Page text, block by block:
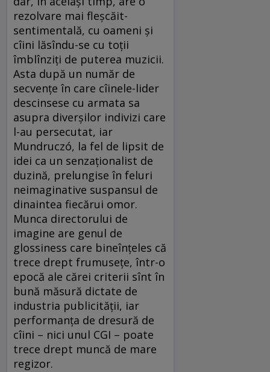
rezolvare mai fleşcăit-
sentimentală, cu oameni şi
cîini lăsîndu-se cu toţii
îmblînziţi de puterea muzicii.
Asta după un număr de
secvenţe în care cîinele-lider
descinsese cu armata sa
asupra diverşilor indivizi care
l-au persecutat, iar
Mundruczó, la fel de lipsit de
idei ca un senzaţionalist de
duzină, prelungise în feluri
neimaginative suspansul de
dinaintea fiecărui omor.
Munca directorului de
imagine are genul de
glossiness care bineînţeles că
trece drept frumuseţe, într-o
epocă ale cărei criterii sînt în
bună măsură dictate de
industria publicităţii, iar
performanţa de dresură de
cîini – nici unul CGI – poate
trece drept muncă de mare
regizor.